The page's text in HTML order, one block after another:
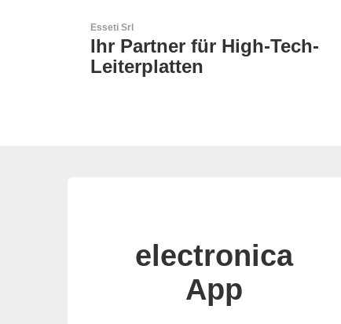
Esseti Srl
Ihr Partner für High-Tech-
Leiterplatten
electronica
App